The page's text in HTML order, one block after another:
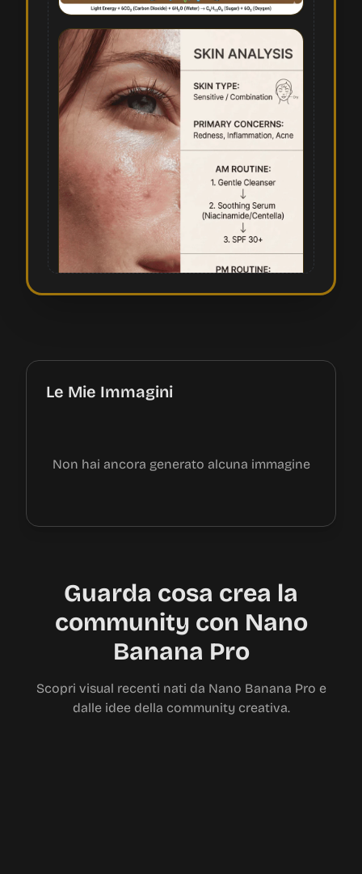
Le Mie Immagini
Non hai ancora generato alcuna immagine
Guarda cosa crea la
community con Nano
Banana Pro
Scopri visual recenti nati da Nano Banana Pro e
dalle idee della community creativa.